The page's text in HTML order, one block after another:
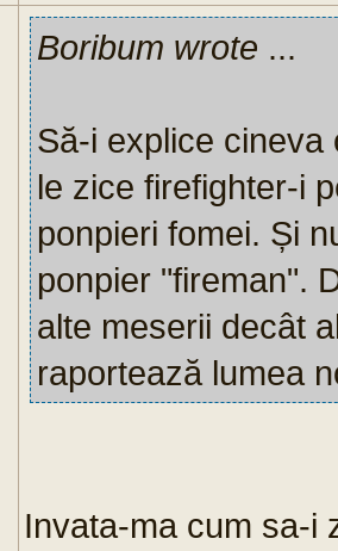
Boribum wrote ...
Să-i explice cineva
le zice firefighter-i
ponpieri fomei. Și
ponpier "fireman".
alte meserii decât
raportează lumea
Invata-ma cum sa-i